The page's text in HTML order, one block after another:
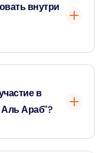
внутри
в
Аль Араб"?
взрослых.